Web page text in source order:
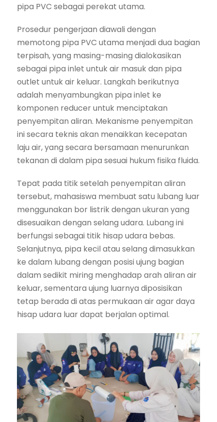
pipa PVC sebagai perekat utama.
Prosedur pengerjaan diawali dengan
memotong pipa PVC utama menjadi dua bagian
terpisah, yang masing-masing dialokasikan
sebagai pipa inlet untuk air masuk dan pipa
outlet untuk air keluar. Langkah berikutnya
adalah menyambungkan pipa inlet ke
komponen reducer untuk menciptakan
penyempitan aliran. Mekanisme penyempitan
ini secara teknis akan menaikkan kecepatan
laju air, yang secara bersamaan menurunkan
tekanan di dalam pipa sesuai hukum fisika fluida.
Tepat pada titik setelah penyempitan aliran
tersebut, mahasiswa membuat satu lubang luar
menggunakan bor listrik dengan ukuran yang
disesuaikan dengan selang udara. Lubang ini
berfungsi sebagai titik hisap udara bebas.
Selanjutnya, pipa kecil atau selang dimasukkan
ke dalam lubang dengan posisi ujung bagian
dalam sedikit miring menghadap arah aliran air
keluar, sementara ujung luarnya diposisikan
tetap berada di atas permukaan air agar daya
hisap udara luar dapat berjalan optimal.